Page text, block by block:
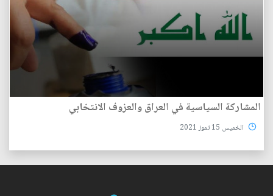
المشاركة السياسية في العراق والعزوف الانتخابي
الخميس 15 تموز 2021